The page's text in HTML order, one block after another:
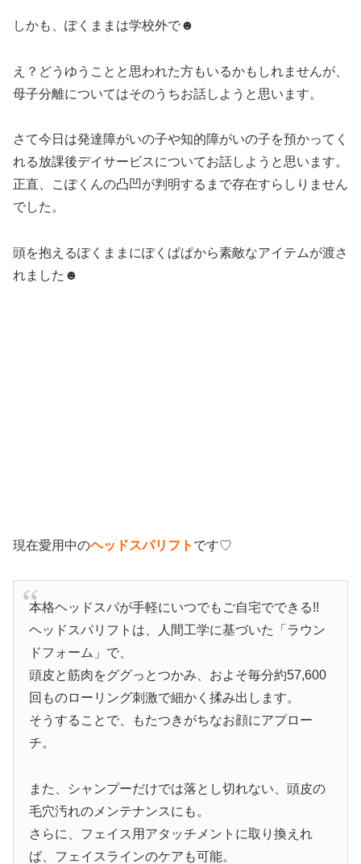
しかも、ぽくままは学校外で☻
え？どうゆうことと思われた方もいるかもしれませんが、
母子分離についてはそのうちお話しようと思います。
さて今日は発達障がいの子や知的障がいの子を預かってく
れる放課後デイサービスについてお話しようと思います。
正直、こぽくんの凸凹が判明するまで存在すらしりません
でした。
頭を抱えるぽくままにぽくぱぱから素敵なアイテムが渡さ
れました☻
現在愛用中のヘッドスパリフト です♡
本格ヘッドスパが手軽にいつでもご自宅でできる!!
ヘッドスパリフトは、人間工学に基づいた「ラウン
ドフォーム」で、
頭皮と筋肉をググっとつかみ、およそ毎分約57,600
回ものローリング刺激で細かく揉み出します。
そうすることで、もたつきがちなお顔にアプロー
チ。
また、シャンプーだけでは落とし切れない、頭皮の
毛穴汚れのメンテナンスにも。
さらに、フェイス用アタッチメントに取り換えれ
ば、フェイスラインのケアも可能。